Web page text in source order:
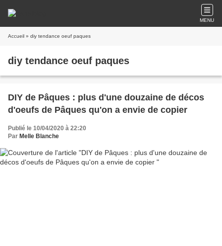
MENU
Accueil » diy tendance oeuf paques
diy tendance oeuf paques
DIY de Pâques : plus d'une douzaine de décos
d'oeufs de Pâques qu'on a envie de copier
Publié le 10/04/2020 à 22:20
Par Melle Blanche